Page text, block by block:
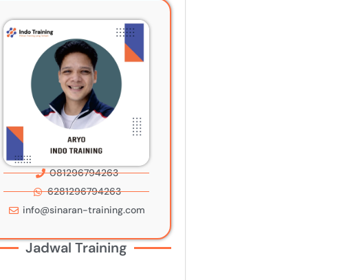
081296794263
6281296794263
info@sinaran-training.com
Jadwal Training